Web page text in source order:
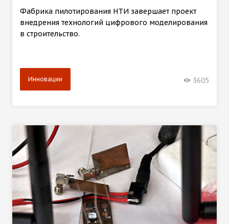
Фабрика пилотирования НТИ завершает проект
внедрения технологий цифрового моделирования
в строительство.
Инновации 3605